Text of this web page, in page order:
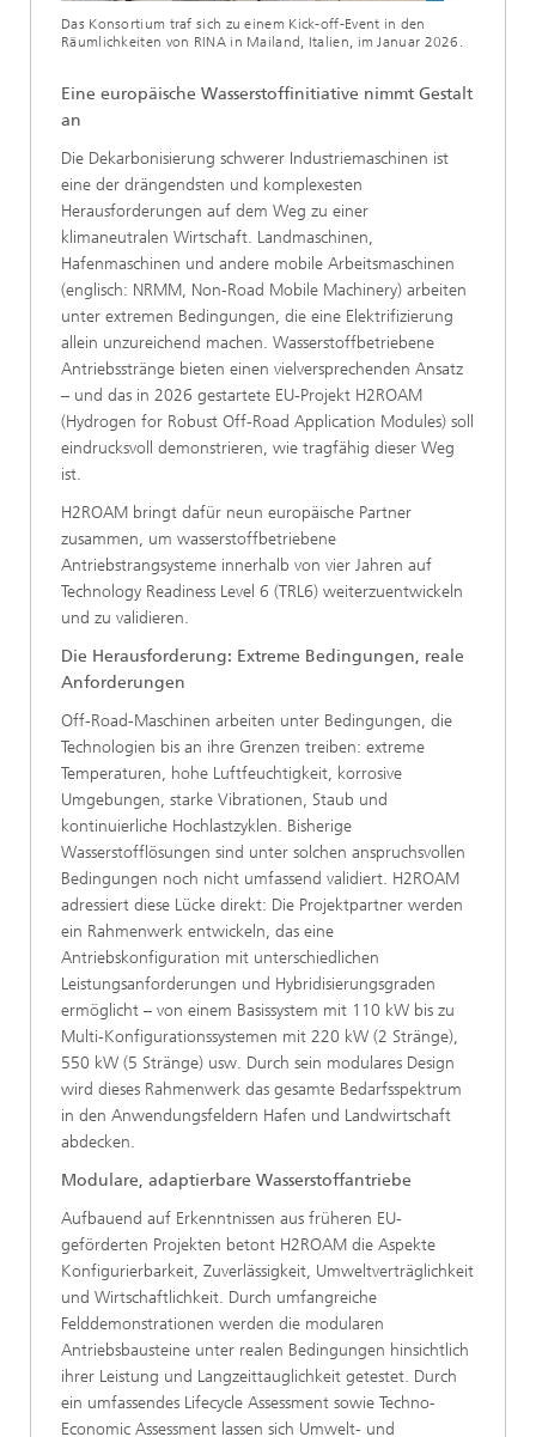
Das Konsortium traf sich zu einem Kick-off-Event in den
Räumlichkeiten von RINA in Mailand, Italien, im Januar 2026.
Eine europäische Wasserstoffinitiative nimmt Gestalt
an
Die Dekarbonisierung schwerer Industriemaschinen ist
eine der drängendsten und komplexesten
Herausforderungen auf dem Weg zu einer
klimaneutralen Wirtschaft. Landmaschinen,
Hafenmaschinen und andere mobile Arbeitsmaschinen
(englisch: NRMM, Non-Road Mobile Machinery) arbeiten
unter extremen Bedingungen, die eine Elektrifizierung
allein unzureichend machen. Wasserstoffbetriebene
Antriebsstränge bieten einen vielversprechenden Ansatz
– und das in 2026 gestartete EU-Projekt H2ROAM
(Hydrogen for Robust Off-Road Application Modules) soll
eindrucksvoll demonstrieren, wie tragfähig dieser Weg
ist.
H2ROAM bringt dafür neun europäische Partner
zusammen, um wasserstoffbetriebene
Antriebstrangsysteme innerhalb von vier Jahren auf
Technology Readiness Level 6 (TRL6) weiterzuentwickeln
und zu validieren.
Die Herausforderung: Extreme Bedingungen, reale
Anforderungen
Off-Road-Maschinen arbeiten unter Bedingungen, die
Technologien bis an ihre Grenzen treiben: extreme
Temperaturen, hohe Luftfeuchtigkeit, korrosive
Umgebungen, starke Vibrationen, Staub und
kontinuierliche Hochlastzyklen. Bisherige
Wasserstofflösungen sind unter solchen anspruchsvollen
Bedingungen noch nicht umfassend validiert. H2ROAM
adressiert diese Lücke direkt: Die Projektpartner werden
ein Rahmenwerk entwickeln, das eine
Antriebskonfiguration mit unterschiedlichen
Leistungsanforderungen und Hybridisierungsgraden
ermöglicht – von einem Basissystem mit 110 kW bis zu
Multi-Konfigurationssystemen mit 220 kW (2 Stränge),
550 kW (5 Stränge) usw. Durch sein modulares Design
wird dieses Rahmenwerk das gesamte Bedarfsspektrum
in den Anwendungsfeldern Hafen und Landwirtschaft
abdecken.
Modulare, adaptierbare Wasserstoffantriebe
Aufbauend auf Erkenntnissen aus früheren EU-
geförderten Projekten betont H2ROAM die Aspekte
Konfigurierbarkeit, Zuverlässigkeit, Umweltverträglichkeit
und Wirtschaftlichkeit. Durch umfangreiche
Felddemonstrationen werden die modularen
Antriebsbausteine unter realen Bedingungen hinsichtlich
ihrer Leistung und Langzeittauglichkeit getestet. Durch
ein umfassendes Lifecycle Assessment sowie Techno-
Economic Assessment lassen sich Umwelt- und